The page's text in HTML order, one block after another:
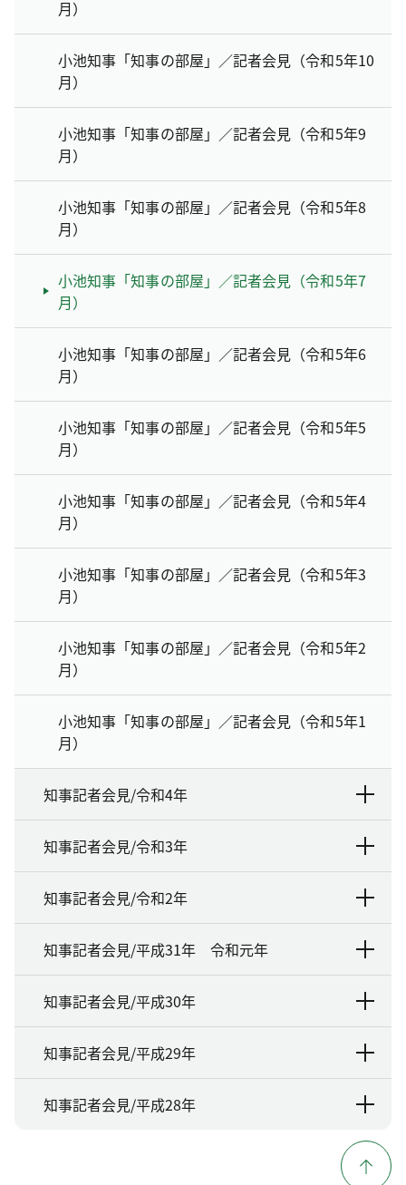
月）
小池知事「知事の部屋」／記者会見（令和5年10
月）
小池知事「知事の部屋」／記者会見（令和5年9
月）
小池知事「知事の部屋」／記者会見（令和5年8
月）
小池知事「知事の部屋」／記者会見（令和5年7
月）
小池知事「知事の部屋」／記者会見（令和5年6
月）
小池知事「知事の部屋」／記者会見（令和5年5
月）
小池知事「知事の部屋」／記者会見（令和5年4
月）
小池知事「知事の部屋」／記者会見（令和5年3
月）
小池知事「知事の部屋」／記者会見（令和5年2
月）
小池知事「知事の部屋」／記者会見（令和5年1
月）
知事記者会見/令和4年
知事記者会見/令和3年
知事記者会見/令和2年
知事記者会見/平成31年 令和元年
知事記者会見/平成30年
知事記者会見/平成29年
知事記者会見/平成28年